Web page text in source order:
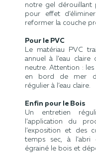
notre gel dérouillant
pour effet
reformer la couche
Pour le PVC
Le matériau PVC
annuel à l’eau​
neutre.​ Attention :
en bord de mer​
régulier à l’eau claire.
Enfin pour le Bois
Un entretien
l’application du
l’exposition et des
temps sec, à l’abri
égrainé​ le bois et